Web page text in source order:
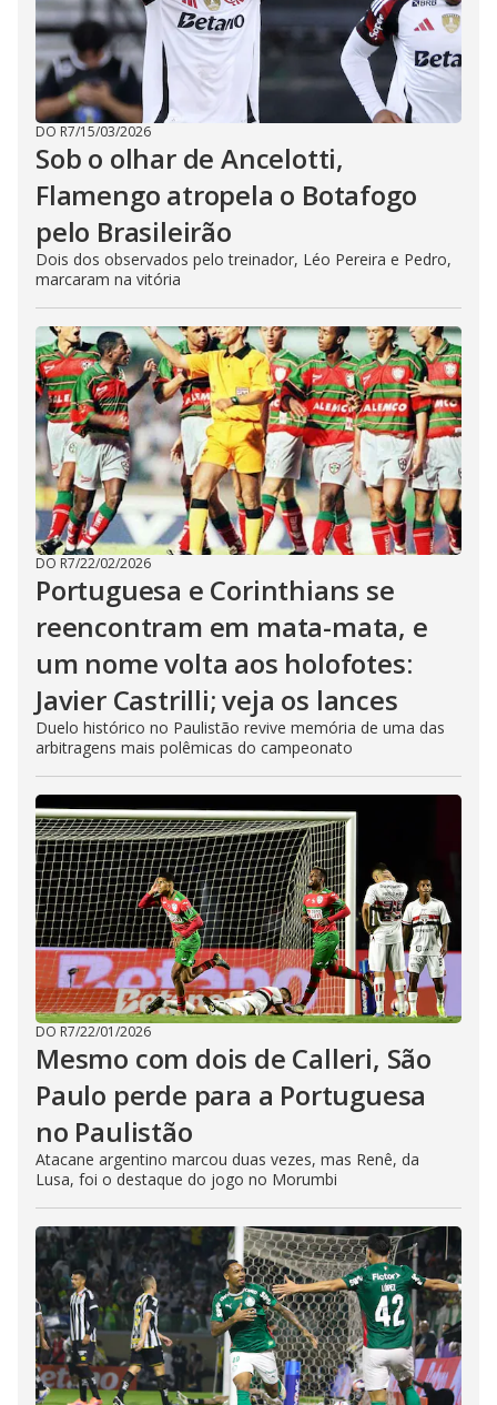
DO R7/15/03/2026
Sob o olhar de Ancelotti,
Flamengo atropela o Botafogo
pelo Brasileirão
Dois dos observados pelo treinador, Léo Pereira e Pedro,
marcaram na vitória
DO R7/22/02/2026
Portuguesa e Corinthians se
reencontram em mata-mata, e
um nome volta aos holofotes:
Javier Castrilli; veja os lances
Duelo histórico no Paulistão revive memória de uma das
arbitragens mais polêmicas do campeonato
DO R7/22/01/2026
Mesmo com dois de Calleri, São
Paulo perde para a Portuguesa
no Paulistão
Atacane argentino marcou duas vezes, mas Renê, da
Lusa, foi o destaque do jogo no Morumbi